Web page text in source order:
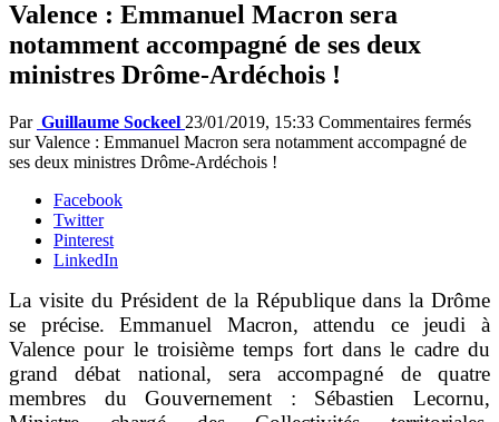
Valence : Emmanuel Macron sera
notamment accompagné de ses deux
ministres Drôme-Ardéchois !
Par Guillaume Sockeel 23/01/2019, 15:33 Commentaires fermés
sur Valence : Emmanuel Macron sera notamment accompagné de
ses deux ministres Drôme-Ardéchois !
Facebook
Twitter
Pinterest
LinkedIn
La visite du Président de la République dans la Drôme
se précise. Emmanuel Macron, attendu ce jeudi à
Valence pour le troisième temps fort dans le cadre du
grand débat national, sera accompagné de quatre
membres du Gouvernement : Sébastien Lecornu,